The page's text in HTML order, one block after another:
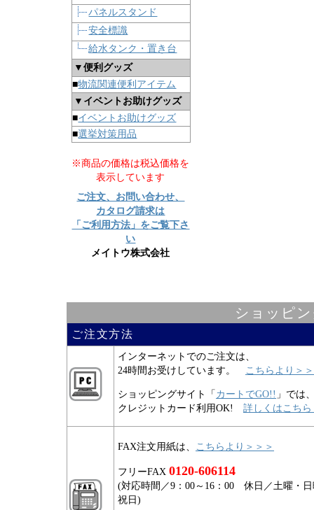
パネルスタンド
安全標識
給水タンク・置き台
▼便利グッズ
■物流関連便利アイテム
▼イベントお助けグッズ
■イベントお助けグッズ
■選挙対策用品
※商品の価格は税込価格を
表示しています
ご注文、お問い合わせ、
カタログ請求は
「ご利用方法」をご覧下さ
い
メイトウ株式会社
ショッピ
ご注文方法
インターネットでのご注文は、
24時間お受けしています。 こちらより＞＞
ショッピングサイト「 カートでGO!! 」では
クレジットカード利用OK! 詳しくはこちら
FAX注文用紙は、 こちらより＞＞＞
フリーFAX 0120-606114
(対応時間／9：00～16：00 休日／土曜・
祝日)